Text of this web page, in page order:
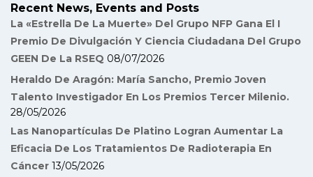
Recent News, Events and Posts
La «Estrella De La Muerte» Del Grupo NFP Gana El I
Premio De Divulgación Y Ciencia Ciudadana Del Grupo
GEEN De La RSEQ 08/07/2026
Heraldo De Aragón: María Sancho, Premio Joven
Talento Investigador En Los Premios Tercer Milenio.
28/05/2026
Las Nanopartículas De Platino Logran Aumentar La
Eficacia De Los Tratamientos De Radioterapia En
Cáncer 13/05/2026